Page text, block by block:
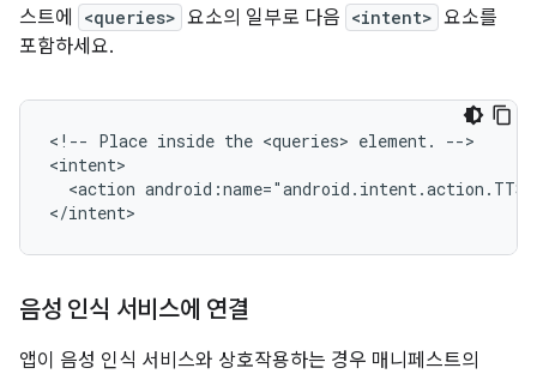
스트에
<queries> 요소의 일부로 다음 <intent> 요소를
포함하세요.
<!-- Place inside the <queries> element.
-->
<action
</intent>
음성 인식 서비스에 연결
앱이 음성 인식 서비스와 상호작용하는 경우 매니페스트의